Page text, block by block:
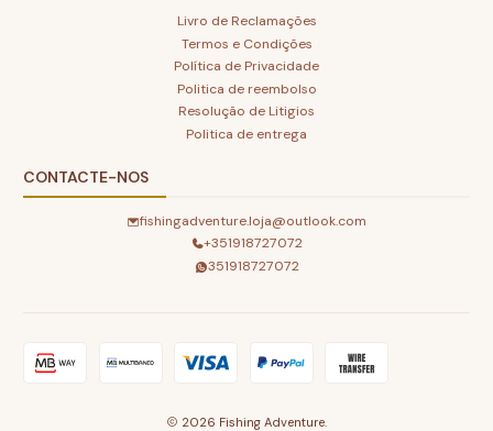
Livro de Reclamações
Termos e Condições
Política de Privacidade
Politica de reembolso
Resolução de Litigios
Politica de entrega
CONTACTE-NOS
fishingadventure.loja@outlook.com
+351918727072
351918727072
2026 Fishing Adventure.